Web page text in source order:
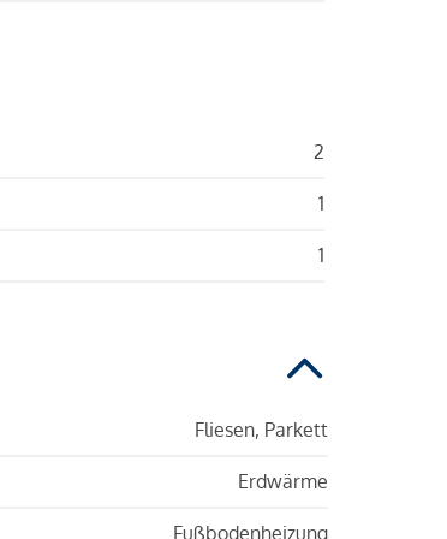
2
1
1
Fliesen, Parkett
Erdwärme
Fußbodenheizung